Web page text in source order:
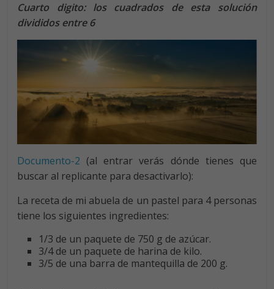
Cuarto digito: los cuadrados de esta solución
divididos entre 6
Documento-2 (al entrar verás dónde tienes que
buscar al replicante para desactivarlo):
La receta de mi abuela de un pastel para 4 personas
tiene los siguientes ingredientes:
1/3 de un paquete de 750 g de azúcar.
3/4 de un paquete de harina de kilo.
3/5 de una barra de mantequilla de 200 g.